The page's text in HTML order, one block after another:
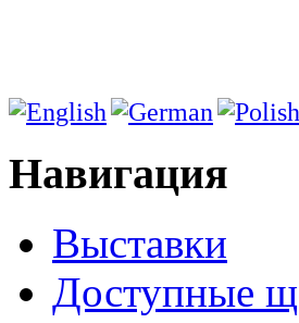
Навигация
Выставки
Доступные